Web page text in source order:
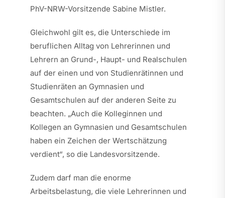
PhV-NRW-Vorsitzende Sabine Mistler.
Gleichwohl gilt es, die Unterschiede im
beruflichen Alltag von Lehrerinnen und
Lehrern an Grund-, Haupt- und Realschulen
auf der einen und von Studienrätinnen und
Studienräten an Gymnasien und
Gesamtschulen auf der anderen Seite zu
beachten. „Auch die Kolleginnen und
Kollegen an Gymnasien und Gesamtschulen
haben ein Zeichen der Wertschätzung
verdient“, so die Landesvorsitzende.
Zudem darf man die enorme
Arbeitsbelastung, die viele Lehrerinnen und